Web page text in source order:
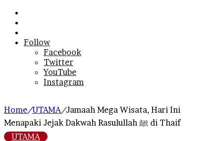
In
Follow
Facebook
Twitter
YouTube
Instagram
Home/UTAMA/Jamaah Mega Wisata, Hari Ini
Menapaki Jejak Dakwah Rasulullah ﷺ di Thaif
UTAMA